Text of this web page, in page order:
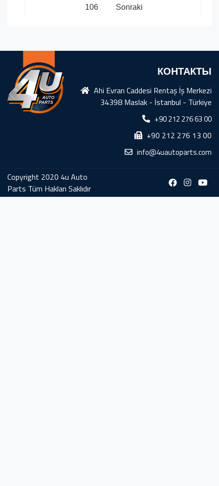
106 Sonraki
КОНТАКТЫ
Ahi Evran Caddesi Rentaş İş Merkezi
34398 Maslak - İstanbul - Türkiye
+90 212 276 63 00
+90 212 276 13 00
info@4uautoparts.com
Copyright 2020 4u Auto
Parts Tüm Hakları Saklıdır